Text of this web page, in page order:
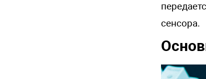
сенсора.